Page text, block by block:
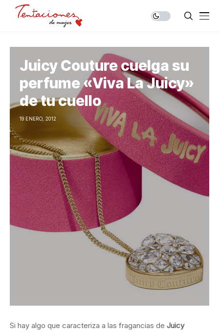
Juicy Couture cuelga su
perfume «Viva La Juicy»
de tu cuello
19 ENERO, 2012
Si hay algo que caracteriza a las fragancias de Juicy